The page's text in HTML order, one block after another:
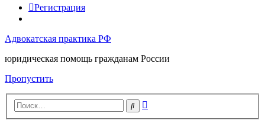
Регистрация
Адвокатская практика РФ
юридическая помощь гражданам России
Пропустить
Поиск